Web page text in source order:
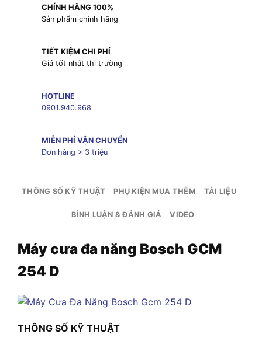
CHÍNH HÃNG 100%
Sản phẩm chính hãng
TIẾT KIỆM CHI PHÍ
Giá tốt nhất thị trường
HOTLINE
0901.940.968
MIỄN PHÍ VẬN CHUYỂN
Đơn hàng > 3 triệu
THÔNG SỐ KỸ THUẬT PHỤ KIỆN MUA THÊM TÀI LIỆU
BÌNH LUẬN & ĐÁNH GIÁ VIDEO
Máy cưa đa năng Bosch GCM
254 D
THÔNG SỐ KỸ THUẬT